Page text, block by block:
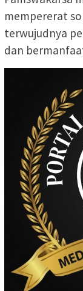
mempererat
terwujudnya
dan